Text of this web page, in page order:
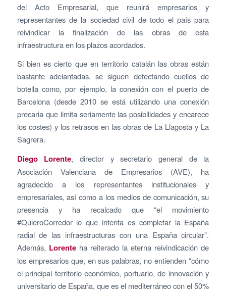
del Acto Empresarial, que reunirá empresarios y
representantes de la sociedad civil de todo el país para
reivindicar la finalización de las obras de esta
infraestructura en los plazos acordados.
Si bien es cierto que en territorio catalán las obras están
bastante adelantadas, se siguen detectando cuellos de
botella como, por ejemplo, la conexión con el puerto de
Barcelona (desde 2010 se está utilizando una conexión
precaria que limita seriamente las posibilidades y encarece
los costes) y los retrasos en las obras de La Llagosta y La
Sagrera.
Diego Lorente, director y secretario general de la
Asociación Valenciana de Empresarios (AVE), ha
agradecido a los representantes institucionales y
empresariales, así como a los medios de comunicación, su
presencia y ha recalcado que “el movimiento
#QuieroCorredor lo que intenta es completar la España
radial de las infraestructuras con una España circular”.
Además, Lorenteha reiterado la eterna reivindicación de
los empresarios que, en sus palabras, no entienden “cómo
el principal territorio económico, portuario, de innovación y
universitario de España, que es el mediterráneo con el 50%